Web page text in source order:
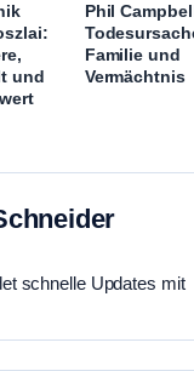
und
Phil
Familie und
Vermächtnis
schnelle Updates mit